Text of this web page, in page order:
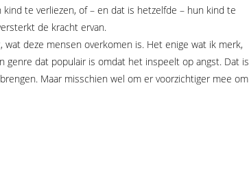
te verliezen, of – en dat is hetzelfde – hun kind te
de kracht ervan.
deze mensen overkomen is. Het enige wat ik merk,
genre dat populair is omdat het inspeelt op angst. Dat is
Maar misschien wel om er voorzichtiger mee om